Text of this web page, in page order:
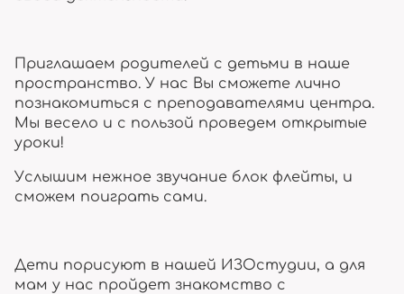
Приглашаем родителей с детьми в наше
пространство. У нас Вы сможете лично
познакомиться с преподавателями центра.
Мы весело и с пользой проведем открытые
уроки!
Услышим нежное звучание блок флейты, и
сможем поиграть сами.
Дети порисуют в нашей ИЗОстудии, а для
мам у нас пройдет знакомство с